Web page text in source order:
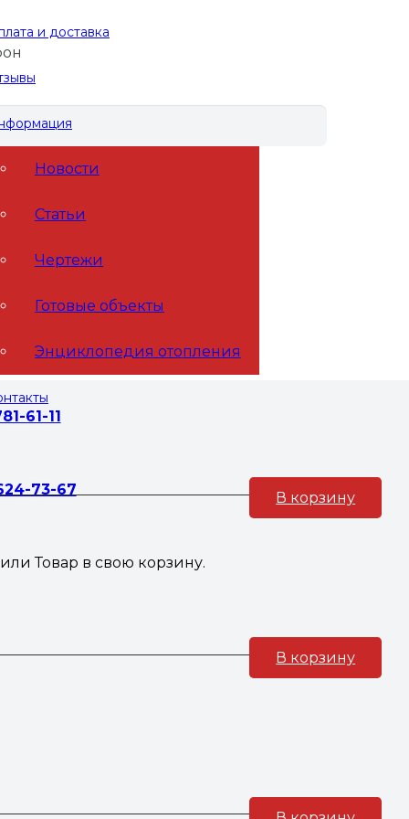
61-11
73-67
Товар в свою корзину.
и доставка
Новости
Статьи
Чертежи
Готовые объекты
Энциклопедия отопления
В корзину
В корзину